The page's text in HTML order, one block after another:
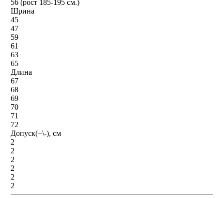
56 (рост 185-195 см.)
Шрина
45
47
59
61
63
65
Длина
67
68
69
70
71
72
Допуск(+\-), см
2
2
2
2
2
2